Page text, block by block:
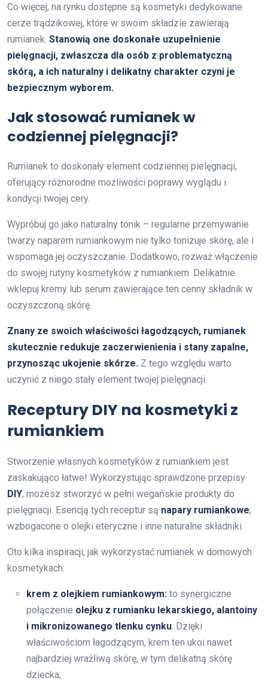
Co więcej, na rynku dostępne są kosmetyki dedykowane
cerze trądzikowej, które w swoim składzie zawierają
rumianek. Stanowią one doskonałe uzupełnienie
pielęgnacji, zwłaszcza dla osób z problematyczną
skórą, a ich naturalny i delikatny charakter czyni je
bezpiecznym wyborem.
Jak stosować rumianek w
codziennej pielęgnacji?
Rumianek to doskonały element codziennej pielęgnacji,
oferujący różnorodne możliwości poprawy wyglądu i
kondycji twojej cery.
Wypróbuj go jako naturalny tonik – regularne przemywanie
twarzy naparem rumiankowym nie tylko tonizuje skórę, ale i
wspomaga jej oczyszczanie. Dodatkowo, rozważ włączenie
do swojej rutyny kosmetyków z rumiankiem. Delikatnie
wklepuj kremy lub serum zawierające ten cenny składnik w
oczyszczoną skórę.
Znany ze swoich właściwości łagodzących, rumianek
skutecznie redukuje zaczerwienienia i stany zapalne,
przynosząc ukojenie skórze. Z tego względu warto
uczynić z niego stały element twojej pielęgnacji.
Receptury DIY na kosmetyki z
rumiankiem
Stworzenie własnych kosmetyków z rumiankiem jest
zaskakująco łatwe! Wykorzystując sprawdzone przepisy
DIY, możesz stworzyć w pełni wegańskie produkty do
pielęgnacji. Esencją tych receptur są napary rumiankowe,
wzbogacone o olejki eteryczne i inne naturalne składniki.
Oto kilka inspiracji, jak wykorzystać rumianek w domowych
kosmetykach:
krem z olejkiem rumiankowym: to synergiczne
połączenie olejku z rumianku lekarskiego, alantoiny
i mikronizowanego tlenku cynku. Dzięki
właściwościom łagodzącym, krem ten ukoi nawet
najbardziej wrażliwą skórę, w tym delikatną skórę
dziecka,